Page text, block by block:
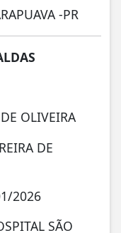
-PR
OLIVEIRA
DE
2026
SÃO